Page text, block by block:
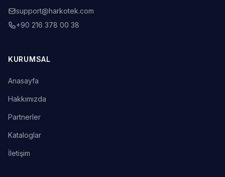
support@harkotek.com
+90 216 378 00 38
KURUMSAL
Anasayfa
Hakkımızda
Partnerler
Kataloglar
İletişim